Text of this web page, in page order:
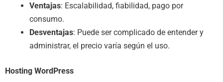
Ventajas: Escalabilidad, fiabilidad, pago por
consumo.
Desventajas: Puede ser complicado de entender y
administrar, el precio varía según el uso.
Hosting WordPress